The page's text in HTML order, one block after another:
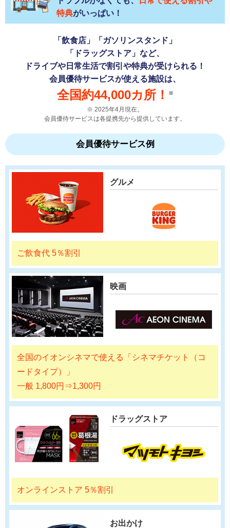
特典がいっぱい！
「飲食店」「ガソリンスタンド」
「ドラッグストア」など、
ドライブや日常生活で割引や特典が受けられる！
会員優待サービスが使える施設は、
全国約44,000カ所！ ※
2025年4月現在。
会員優待サービスは各提携先から提供しています。
会員優待サービス例
グルメ
ご飲食代 5％割引
映画
全国のイオンシネマで使える「シネマチケット（コ
ードタイプ）」
一般 1,800円⇒1,300円
ドラッグストア
オンラインストア 5％割引
お出かけ